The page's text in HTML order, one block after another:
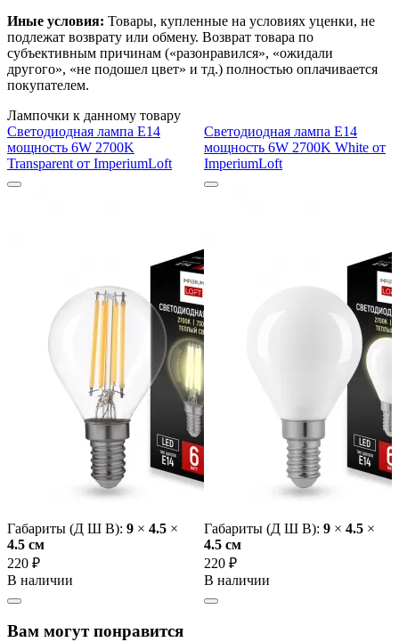
Иные условия: Товары, купленные на условиях уценки, не
подлежат возврату или обмену. Возврат товара по
субъективным причинам («разонравился», «ожидали
другого», «не подошел цвет» и тд.) полностью оплачивается
покупателем.
Лампочки к данному товару
Светодиодная лампа E14
мощность 6W 2700K
Transparent от ImperiumLoft
Габариты (Д Ш В): 9 × 4.5 ×
4.5 cм
220 ₽
В наличии
Светодиодная лампа E14
мощность 6W 2700K White от
ImperiumLoft
Габариты (Д Ш В): 9 × 4.5 ×
4.5 cм
220 ₽
В наличии
Вам могут понравится